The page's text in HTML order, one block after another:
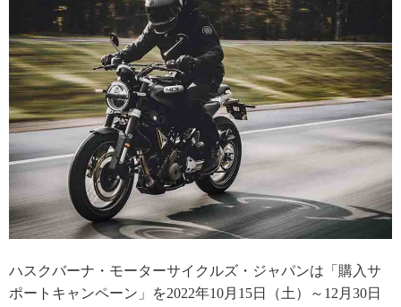
ハスクバーナ・モーターサイクルズ・ジャパンは「購入サ
ポートキャンペーン」を2022年10月15日（土）～12月30日